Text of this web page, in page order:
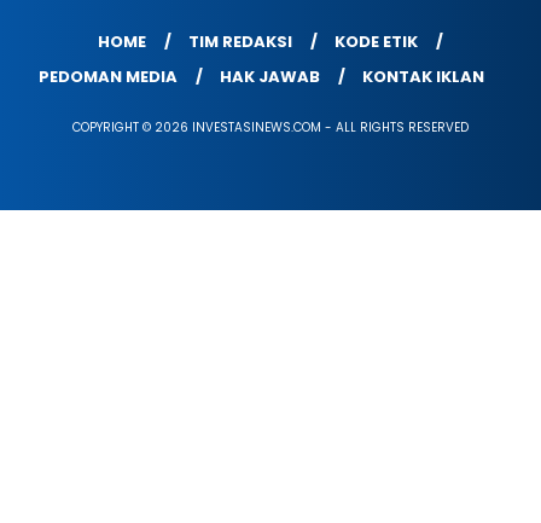
HOME TIM REDAKSI
KODE ETIK
PEDOMAN MEDIA
HAK JAWAB KONTAK IKLAN
COPYRIGHT © 2026 INVESTASINEWS.COM - ALL RIGHTS RESERVED